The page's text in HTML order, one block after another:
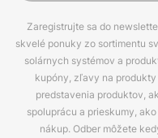
Zaregistrujte sa do
skvelé ponuky zo sortimentu
solárnych systémov a
kupóny, zľavy na
predstavenia produktov,
spoluprácu a prieskumy,
nákup. Odber môžete